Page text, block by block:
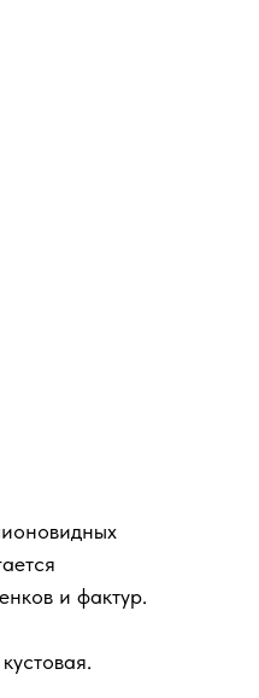
и фактур.